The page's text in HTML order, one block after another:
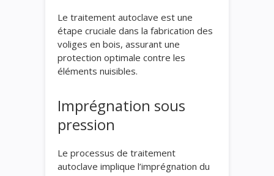
Le traitement autoclave est une
étape cruciale dans la fabrication des
voliges en bois, assurant une
protection optimale contre les
éléments nuisibles.
Imprégnation sous
pression
Le processus de traitement
autoclave implique l’imprégnation du